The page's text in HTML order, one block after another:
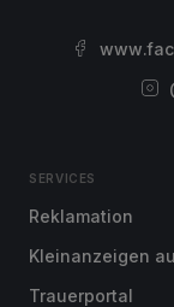
SERVICES
Reklamation
Kleinanzeigen
Trauerportal